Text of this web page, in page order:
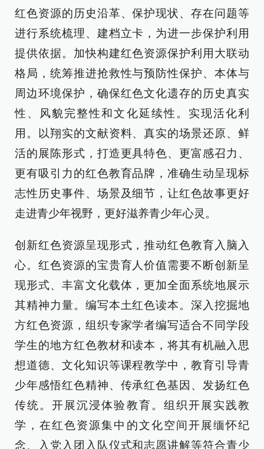
红色资源的历史沿革、保护现状、存在问题等
进行系统梳理、建档立卡，为进一步保护利用
提供依据。加快构建红色资源保护利用大联动
格局，统筹推进抢救性与预防性保护、本体与
周边环境保护，确保红色文化遗存的历史真实
性、风貌完整性和文化延续性。实现活化利
用。以翔实的文献资料、真实的场景还原、鲜
活的展陈形式，打造更具特色、更富感召力、
更有吸引力的红色教育品牌，准确生动呈现标
志性历史事件、场景及细节，让红色故事更好
走进青少年视野，更好滋养青少年心灵。
创新红色资源呈现形式，推动红色教育入脑入
心。红色资源的宝贵育人价值需要不断创新呈
现形式、丰富文化载体，更加全面系统地展示
其精神力量。编写本土红色读本。深入挖掘地
方红色资源，组织专家学者编写适合不同学段
学生的地方红色教材和读本，将其有机融入思
想道德、文化知识等课程教学中，教育引导青
少年感悟红色精神、传承红色基因、发扬红色
传统。开展沉浸体验教育。组织开展实践教
学，在红色资源集中的文化空间开展缅怀纪
念、入党入团入队仪式和志愿讲解等符合青少